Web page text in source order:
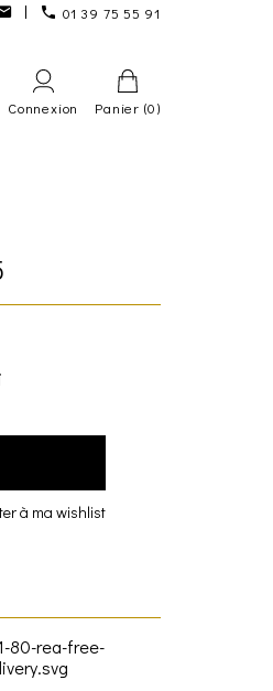
01 39 75 55 91
Connexion Panier (0)
à ma wishlist